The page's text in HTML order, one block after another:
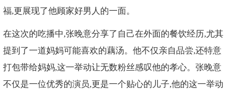
福,更展现了他顾家好男人的一面。
在这次的吃播中,张晚意分享了自己在外面的餐饮经历,尤其
提到了一道妈妈可能喜欢的藕汤。他不仅亲自品尝,还特意
打包带给妈妈,这一举动让无数粉丝感叹他的孝心。张晚意
不仅是一位优秀的演员,更是一个贴心的儿子,他的这一举动